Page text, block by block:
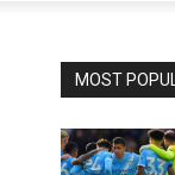
MOST